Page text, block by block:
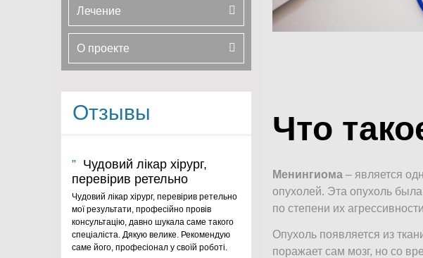
Лечение
О проекте
Отзывы
Чудовий лікар хірург,
перевірив ретельно
Чудовий лікар хірург, перевірив ретельно
мої результати, професійно провів
консультацію, давно шукала саме такого
спеціаліста. Дякую велике. Рекомендую
саме його, професіонал у своїй роботі.
Что
Менингиома – является
опухолей. Эта опухоль
по степени их
Опухоль появляется из
поражает сам мозг, но со